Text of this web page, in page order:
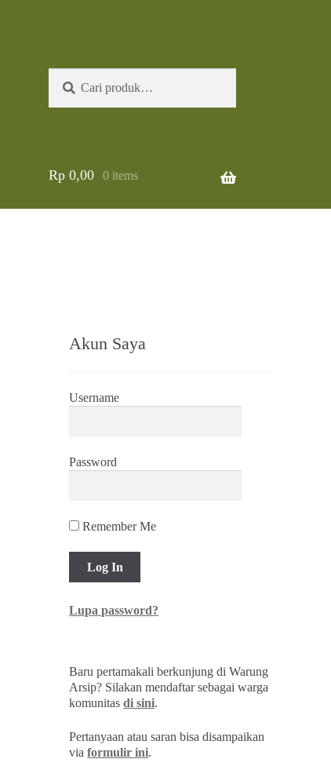
untuk:
Rp0,00 0 items
Akun Saya
Username
Password
Remember Me
Lupa password?
Baru pertamakali berkunjung di Warung
Arsip? Silakan mendaftar sebagai warga
komunitasdi sini.
Pertanyaan atau saran bisa disampaikan
viaformulir ini.